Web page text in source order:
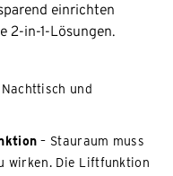
einrichten
2-in-1-Lösungen.
und
– Stauraum muss
wirken. Die Liftfunktion